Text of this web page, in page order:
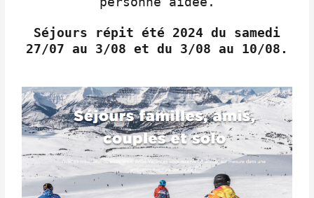
Séjours répit été 2024 du samedi
27/07 au 3/08 et du 3/08 au 10/08.